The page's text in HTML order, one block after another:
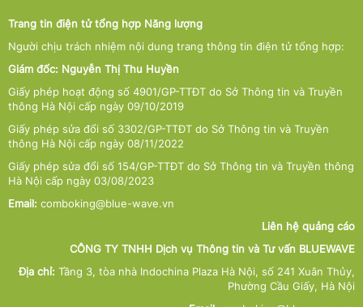
Trang tin điện tử tổng hợp Năng lượng
Người chịu trách nhiệm nội dung trang thông tin điện tử tổng hợp:
Giám đốc: Nguyễn Thị Thu Huyền
Giấy phép hoạt động số 4901/GP-TTĐT do Sở Thông tin và Truyền
thông Hà Nội cấp ngày 09/10/2019
Giấy phép sửa đổi số 3302/GP-TTĐT do Sở Thông tin và Truyền
thông Hà Nội cấp ngày 08/11/2022
Giấy phép sửa đổi số 154/GP-TTĐT do Sở Thông tin và Truyền thông
Hà Nội cấp ngày 03/08/2023
Email: comboking@blue-wave.vn
Liên hệ quảng cáo
CÔNG TY TNHH Dịch vụ Thông tin và Tư vấn BLUEWAVE
Địa chỉ: Tầng 3, tòa nhà Indochina Plaza Hà Nội, số 241 Xuân Thủy,
Phường Cầu Giấy, Hà Nội